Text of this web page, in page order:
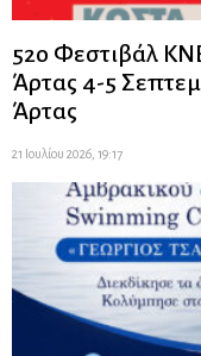
52ο Φεστιβάλ
Άρτας 4-5
Άρτας
21 Ιουλίου 2026, 19:17